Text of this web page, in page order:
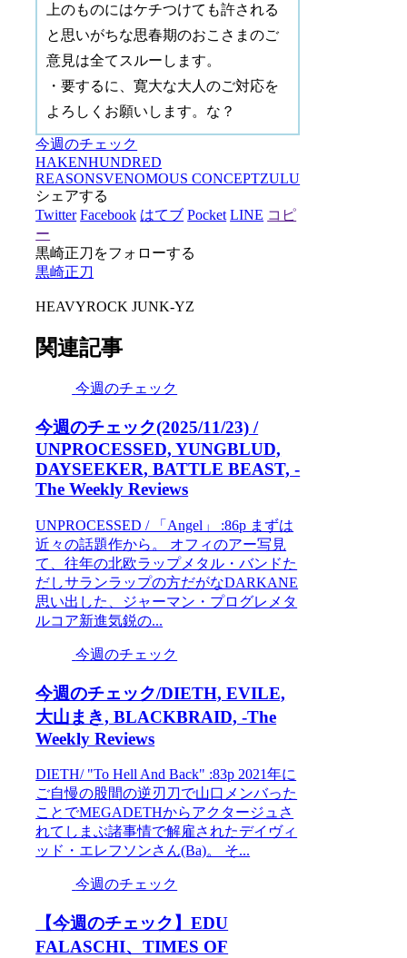
上のものにはケチつけても許される
と思いがちな思春期のおこさまのご
意見は全てスルーします。
・要するに、寛大な大人のご対応を
よろしくお願いします。な？
今週のチェック
HAKENHUNDRED
REASONSVENOMOUS CONCEPTZULU
シェアする
Twitter Facebook はてブ Pocket LINE コピ
ー
黒崎正刀をフォローする
黒崎正刀
HEAVYROCK JUNK-YZ
関連記事
今週のチェック
今週のチェック(2025/11/23) /
UNPROCESSED, YUNGBLUD,
DAYSEEKER, BATTLE BEAST, -
The Weekly Reviews
UNPROCESSED / 「Angel」 :86p まずは
近々の話題作から。 オフィのアー写見
て、往年の北欧ラップメタル・バンドた
だしサランラップの方だがなDARKANE
思い出した、ジャーマン・プログレメタ
ルコア新進気鋭の...
今週のチェック
今週のチェック/DIETH, EVILE,
大山まき, BLACKBRAID, -The
Weekly Reviews
DIETH/ "To Hell And Back" :83p 2021年に
ご自慢の股間の逆刃刀で山口メンバった
ことでMEGADETHからアクタージュさ
れてしまぶ諸事情で解雇されたデイヴィ
ッド・エレフソンさん(Ba)。 そ...
今週のチェック
【今週のチェック】EDU
FALASCHI、TIMES OF